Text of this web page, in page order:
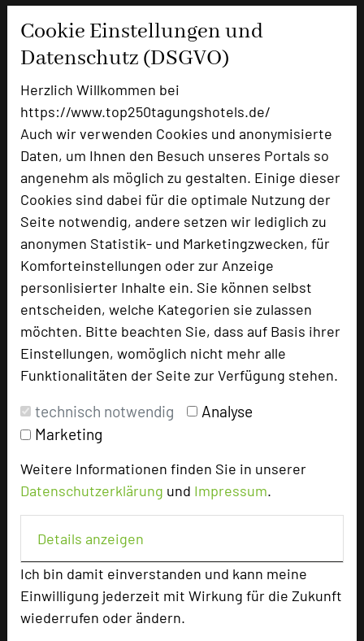
Cookie Einstellungen und
Datenschutz (DSGVO)
Herzlich Willkommen bei
https://www.top250tagungshotels.de/
Auch wir verwenden Cookies und anonymisierte
Daten, um Ihnen den Besuch unseres Portals so
angenehm als möglich zu gestalten. Einige dieser
Cookies sind dabei für die optimale Nutzung der
Seite notwendig, andere setzen wir lediglich zu
anonymen Statistik- und Marketingzwecken, für
Komforteinstellungen oder zur Anzeige
personlisierter Inhalte ein. Sie können selbst
entscheiden, welche Kategorien sie zulassen
möchten. Bitte beachten Sie, dass auf Basis ihrer
Einstellungen, womöglich nicht mehr alle
Funktionalitäten der Seite zur Verfügung stehen.
technisch notwendig
Analyse
Marketing
Weitere Informationen finden Sie in unserer
Datenschutzerklärung und Impressum.
Details anzeigen
Ich bin damit einverstanden und kann meine
Einwilligung jederzeit mit Wirkung für die Zukunft
wiederrufen oder ändern.
Für Gruppenarbeiten stehen zusätzlich die neu gestaltete
Lobby sowie Bereiche im Garten zur Verfügung.
Thomas Kühn
Hotel St. Elisabeth
Konradistraße 1
78476 Allensbach-Hegne
phone +49 7533 9366-2000
mail Email
add_circle
Hotel bewerten